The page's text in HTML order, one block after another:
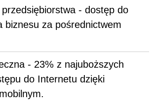
przedsiębiorstwa - dostęp do
biznesu za pośrednictwem
- 23% z najuboższych
do Internetu dzięki